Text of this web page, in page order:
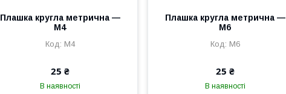
Плашка кругла метрична —
М4
М4
25 ₴
В наявності
Плашка кругла метрична —
M6
M6
25 ₴
В наявності